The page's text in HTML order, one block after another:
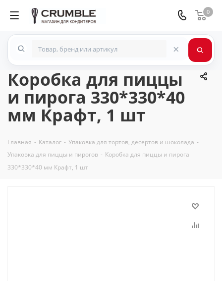
0
×
Коробка для пиццы
и пирога 330*330*40
мм Крафт, 1 шт
Главная - Каталог - Упаковка для тортов, десертов и шоколада -
Упаковка для пиццы и пирогов - Коробка для пиццы и пирога
330*330*40 мм Крафт, 1 шт